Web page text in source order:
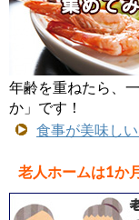
年齢を重ねたら、
か」です！
食事が美味し
老人ホームは1か